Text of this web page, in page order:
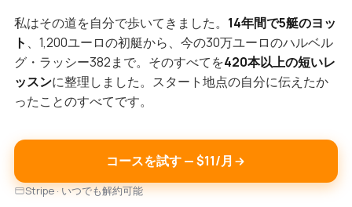
私はその道を自分で歩いてきました。 14年間で5艇のヨッ
ト 、1,200ユーロの初艇から、今の30万ユーロのハルベル
グ・ラッシー382まで。そのすべてを420本以上の短いレ
ッスンに整理しました。スタート地点の自分に伝えたか
ったことのすべてです。
コースを試す — $11/月
Stripe · いつでも解約可能